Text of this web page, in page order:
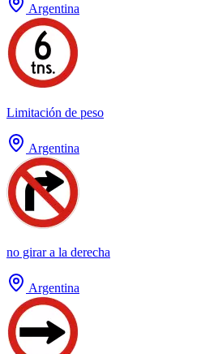
Argentina
Limitación de peso
Argentina
no girar a la derecha
Argentina